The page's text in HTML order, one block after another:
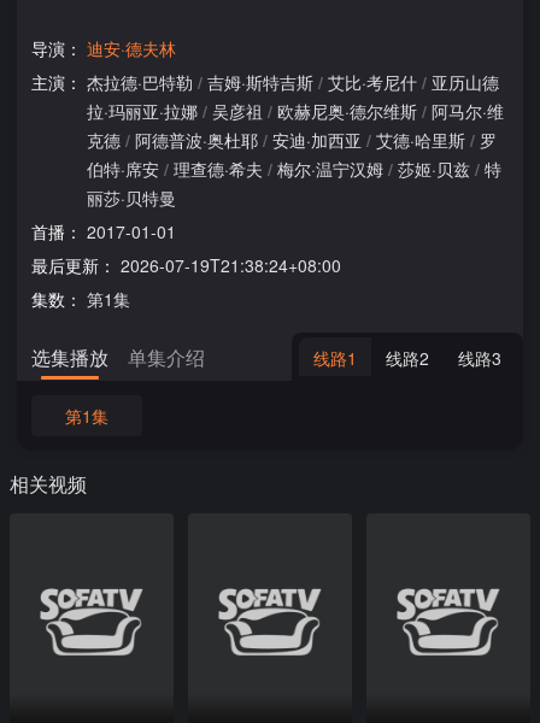
导演： 迪安·德夫林
主演： 杰拉德·巴特勒 / 吉姆·斯特吉斯 / 艾比·考尼什 / 亚历山德
拉·玛丽亚·拉娜 / 吴彦祖 / 欧赫尼奥·德尔维斯 / 阿马尔·维
克德 / 阿德普波·奥杜耶 / 安迪·加西亚 / 艾德·哈里斯 / 罗
伯特·席安 / 理查德·希夫 / 梅尔·温宁汉姆 / 莎姬·贝兹 / 特
丽莎·贝特曼
首播： 2017-01-01
最后更新： 2026-07-19T21:38:24+08:00
集数： 第1集
选集播放 单集介绍 线路1 线路2 线路3
第1集
相关视频